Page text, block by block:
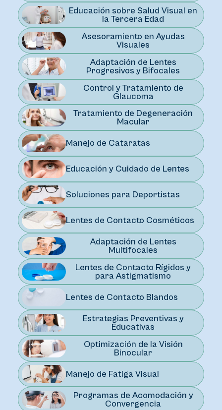
Educación sobre Salud Visual en
la Tercera Edad
Asesoramiento en Ayudas
Visuales
Adaptación de Lentes
Progresivos y Bifocales
Control y Tratamiento de
Glaucoma
Tratamiento de Degeneración
Macular
Manejo de Cataratas
Educación y Cuidado de Lentes
Soluciones para Deportistas
Lentes de Contacto Cosméticos
Adaptación de Lentes
Multifocales
Lentes de Contacto Rígidos y
para Astigmatismo
Lentes de Contacto Blandos
Estrategias Preventivas y
Educativas
Optimización de la Visión
Binocular
Manejo de Fatiga Visual
Programas de Acomodación y
Convergencia